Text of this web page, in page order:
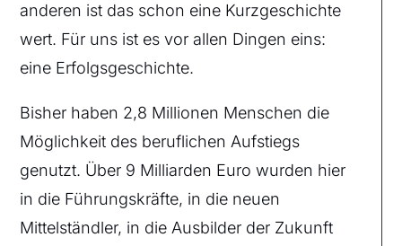
anderen ist das schon eine Kurzgeschichte
wert. Für uns ist es vor allen Dingen eins:
eine Erfolgsgeschichte.
Bisher haben 2,8 Millionen Menschen die
Möglichkeit des beruflichen Aufstiegs
genutzt. Über 9 Milliarden Euro wurden hier
in die Führungskräfte, in die neuen
Mittelständler, in die Ausbilder der Zukunft